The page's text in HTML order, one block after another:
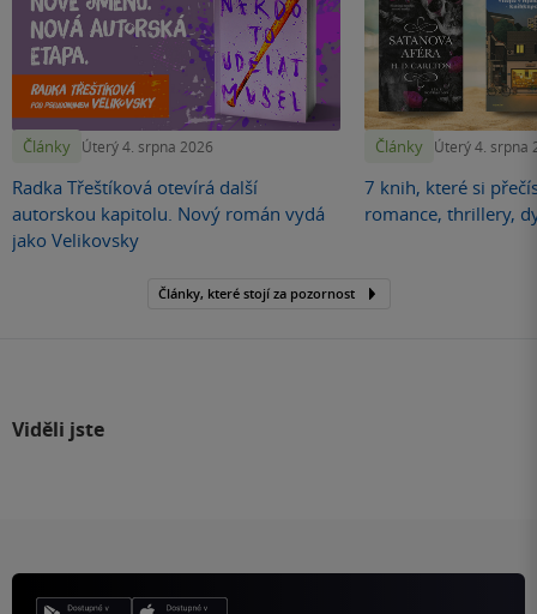
Články Úterý 4. srpna 2026
Radka Třeštíková otevírá další
autorskou kapitolu. Nový román vydá
jako Velikovsky
Články Úterý 4. srpna
7 knih, které si
romance, thrillery,
Články, které stojí za pozornost
Viděli jste